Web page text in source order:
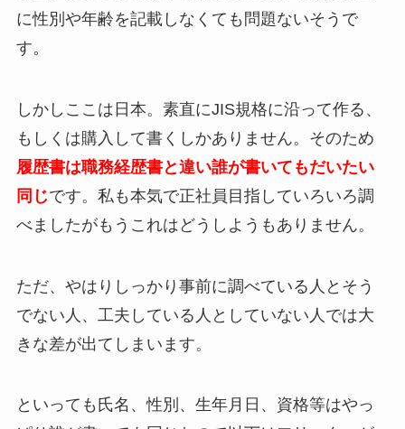
に性別や年齢を記載しなくても問題ないそうで
す。
しかしここは日本。素直にJIS規格に沿って作る、
もしくは購入して書くしかありません。そのため
履歴書は職務経歴書と違い誰が書いてもだいたい
同じです。私も本気で正社員目指していろいろ調
べましたがもうこれはどうしようもありません。
ただ、やはりしっかり事前に調べている人とそう
でない人、工夫している人としていない人では大
きな差が出てしまいます。
といっても氏名、性別、生年月日、資格等はやっ